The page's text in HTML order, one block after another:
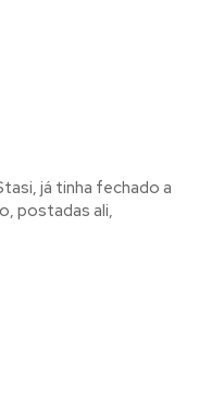
já tinha fechado a
postadas ali,